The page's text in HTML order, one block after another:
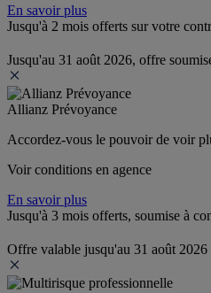
En savoir plus
Jusqu'à 2 mois offerts sur votre
Jusqu'au 31 août 2026, offre
Allianz Prévoyance
Accordez-vous le pouvoir de voir
Voir conditions en agence
En savoir plus
Jusqu'à 3 mois offerts, soumise à
Offre valable jusqu'au 31 août 2026